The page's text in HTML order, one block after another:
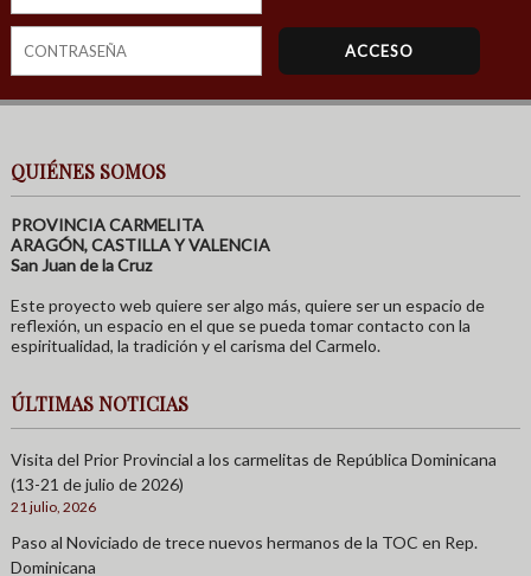
QUIÉNES SOMOS
PROVINCIA CARMELITA
ARAGÓN, CASTILLA Y VALENCIA
San Juan de la Cruz
Este proyecto web quiere ser algo más, quiere ser un espacio de
reflexión, un espacio en el que se pueda tomar contacto con la
espiritualidad, la tradición y el carisma del Carmelo.
ÚLTIMAS NOTICIAS
Visita del Prior Provincial a los carmelitas de República Dominicana
(13-21 de julio de 2026)
21 julio, 2026
Paso al Noviciado de trece nuevos hermanos de la TOC en Rep.
Dominicana